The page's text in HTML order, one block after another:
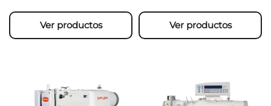
Ver productos Ver productos